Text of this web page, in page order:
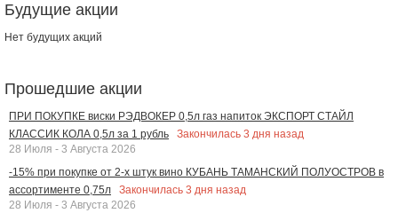
Будущие акции
Нет будущих акций
Прошедшие акции
ПРИ ПОКУПКЕ виски РЭДВОКЕР 0,5л газ напиток ЭКСПОРТ СТАЙЛ
КЛАССИК КОЛА 0,5л за 1 рубль
Закончилась 3 дня назад
28 Июля - 3 Августа 2026
-15% при покупке от 2-х штук вино КУБАНЬ ТАМАНСКИЙ ПОЛУОСТРОВ в
ассортименте 0,75л
Закончилась 3 дня назад
28 Июля - 3 Августа 2026